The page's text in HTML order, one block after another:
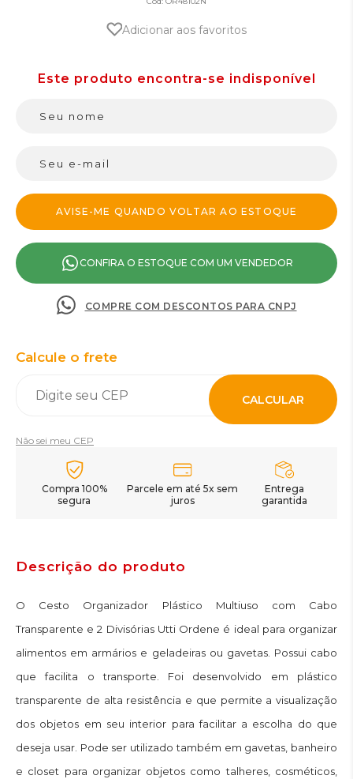
Adicionar aos favoritos
CONFIRA O ESTOQUE COM UM VENDEDOR
COMPRE COM DESCONTOS PARA CNPJ
Calcule o frete
CALCULAR
Não sei meu CEP
Compra 100%
segura
Parcele em até 5x sem
juros
Entrega
garantida
Descrição do produto
O Cesto Organizador Plástico Multiuso com Cabo
Transparente e 2 Divisórias Utti Ordene é ideal para organizar
alimentos em armários e geladeiras ou gavetas. Possui cabo
que facilita o transporte. Foi desenvolvido em plástico
transparente de alta resistência e que permite a visualização
dos objetos em seu interior para facilitar a escolha do que
deseja usar. Pode ser utilizado também em gavetas, banheiro
e closet para organizar objetos como talheres, cosméticos,